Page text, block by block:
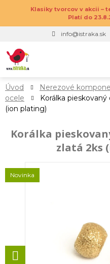
Klasiky tvorcov v akcii –
Platí do
info@istraka.sk
Úvod Nerezové
ocele
Korálka
(ion plating)
Korálka
zlatá 2ks
Novinka